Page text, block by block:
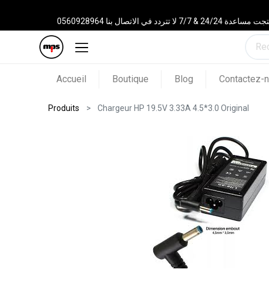
الاتصال بنا 0560928964
Accueil Boutique Blog Contactez-
Produits Chargeur HP 19.5V 3.33A 4.5*3.0 Original